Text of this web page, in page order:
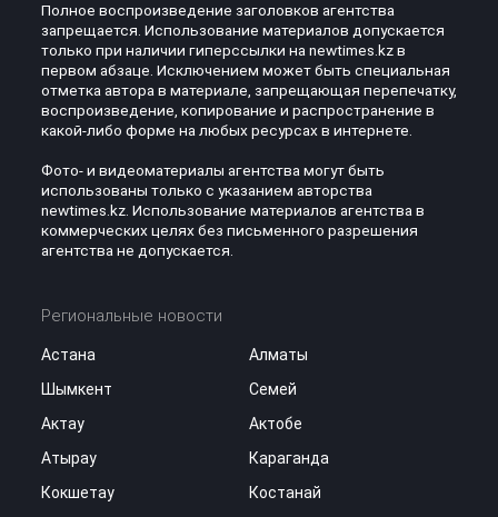
Полное воспроизведение заголовков агентства
запрещается. Использование материалов допускается
только при наличии гиперссылки на newtimes.kz в
первом абзаце. Исключением может быть специальная
отметка автора в материале, запрещающая перепечатку,
воспроизведение, копирование и распространение в
какой-либо форме на любых ресурсах в интернете.
Фото- и видеоматериалы агентства могут быть
использованы только с указанием авторства
newtimes.kz. Использование материалов агентства в
коммерческих целях без письменного разрешения
агентства не допускается.
Региональные новости
Астана
Алматы
Шымкент
Семей
Актау
Актобе
Атырау
Караганда
Кокшетау
Костанай